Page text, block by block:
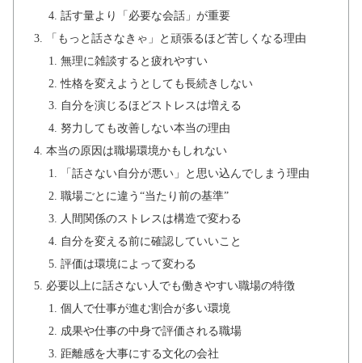
話す量より「必要な会話」が重要
「もっと話さなきゃ」と頑張るほど苦しくなる理由
無理に雑談すると疲れやすい
性格を変えようとしても長続きしない
自分を演じるほどストレスは増える
努力しても改善しない本当の理由
本当の原因は職場環境かもしれない
「話さない自分が悪い」と思い込んでしまう理由
職場ごとに違う“当たり前の基準”
人間関係のストレスは構造で変わる
自分を変える前に確認していいこと
評価は環境によって変わる
必要以上に話さない人でも働きやすい職場の特徴
個人で仕事が進む割合が多い環境
成果や仕事の中身で評価される職場
距離感を大事にする文化の会社